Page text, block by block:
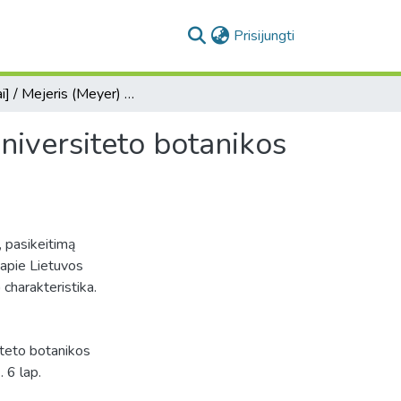
Prisijungti
[Laiškai] / Mejeris (Meyer) Ernestas, Karaliaučiaus universiteto botanikos profesorius - Johanui Volfgangui.
botanikos
pasikeitimą
Lietuvos
botanikos
6 lap.